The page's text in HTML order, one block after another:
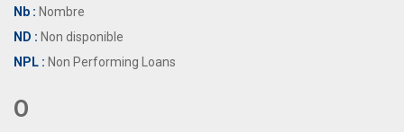
Nb : Nombre
ND : Non disponible
NPL : Non Performing Loans
O